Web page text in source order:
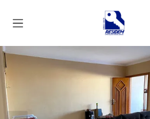
Página inicial